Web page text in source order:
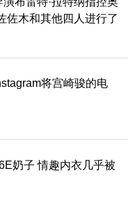
佐木和其他四人进行了
将宫崎骏的电
奶子 情趣内衣几乎被